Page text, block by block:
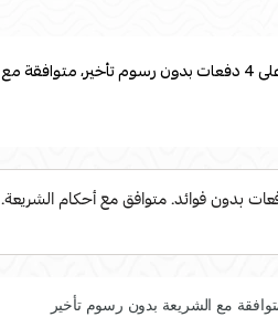
4دفعات بدون رسوم تأخير، متوافقة مع